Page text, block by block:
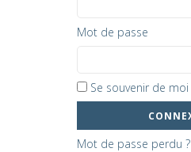
Mot de passe
Se souvenir de moi
Mot de passe perdu ?